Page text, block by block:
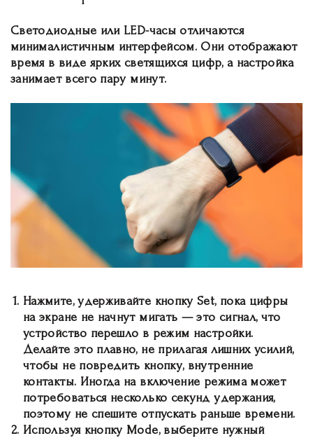
Светодиодные или LED-часы отличаются
минималистичным интерфейсом. Они отображают
время в виде ярких светящихся цифр, а настройка
занимает всего пару минут.
Нажмите, удерживайте кнопку Set, пока цифры
на экране не начнут мигать — это сигнал, что
устройство перешло в режим настройки.
Делайте это плавно, не прилагая лишних усилий,
чтобы не повредить кнопку, внутренние
контакты. Иногда на включение режима может
потребоваться несколько секунд удержания,
поэтому не спешите отпускать раньше времени.
Используя кнопку Mode, выберите нужный